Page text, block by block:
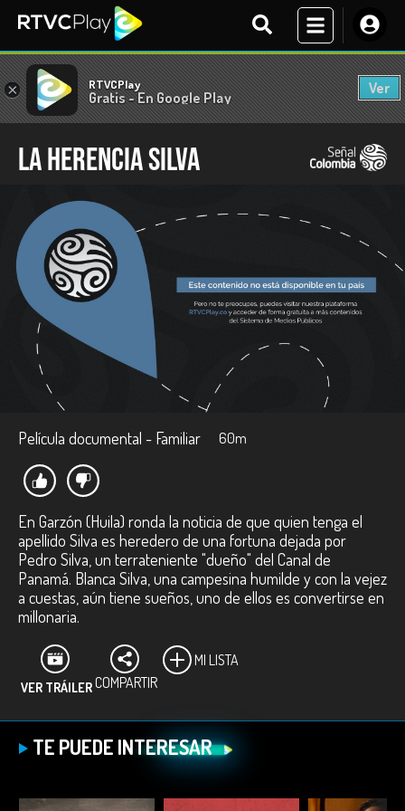
× RTVCPlay
Gratis - En Google Play
Ver
La herencia Silva
Película documental - Familiar 60m
En Garzón (Huila) ronda la noticia de que quien tenga el
apellido Silva es heredero de una fortuna dejada por
Pedro Silva, un terrateniente "dueño" del Canal de
Panamá. Blanca Silva, una campesina humilde y con la vejez
a cuestas, aún tiene sueños, uno de ellos es convertirse en
millonaria.
VER TRÁILERCOMPARTIR
MI LISTA
TE PUEDE INTERESAR